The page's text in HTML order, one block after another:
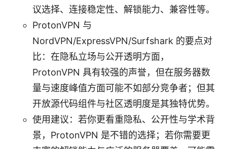
议选择、连接稳定性、解锁能力、兼容性等。
ProtonVPN 与
NordVPN/ExpressVPN/Surfshark 的要点对
比：在隐私立场与公开透明方面，
ProtonVPN 具有较强的声誉，但在服务器数
量与速度峰值方面可能不如部分竞争者；但其
开放源代码组件与社区透明度是其独特优势。
使用建议：若你更看重隐私、公开性与学术背
景，ProtonVPN 是不错的选择；若你需要更